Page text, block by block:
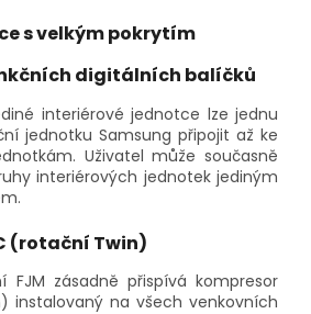
s velkým pokrytím
digitálních balíčků
interiérové jednotce lze jednu
jednotku Samsung připojit až ke
Uživatel může současně
interiérových jednotek jediným
(rotační Twin)
FJM zásadně přispívá kompresor
instalovaný na všech venkovních